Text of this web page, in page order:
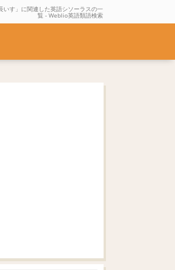
いす」に関連した英語シソーラスの一
覧 - Weblio英語類語検索